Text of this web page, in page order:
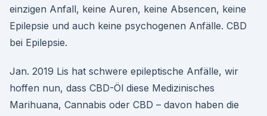
einzigen Anfall, keine Auren, keine Absencen, keine
Epilepsie und auch keine psychogenen Anfälle. CBD
bei Epilepsie.
Jan. 2019 Lis hat schwere epileptische Anfälle, wir
hoffen nun, dass CBD-Öl diese Medizinisches
Marihuana, Cannabis oder CBD – davon haben die